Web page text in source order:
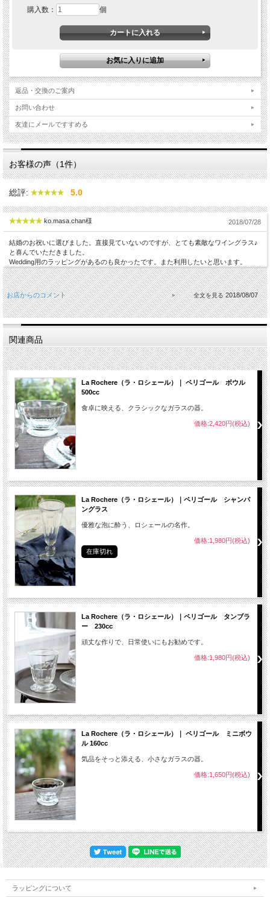
購入数： 個
返品・交換のご案内
お問い合わせ
友達にメールですすめる
お客様の声（1件）
総評: 5.0
ko.masa.chan様 2018/07/28
結婚のお祝いに選びました。直接見ていないのですが、とても素敵なワイングラス♪
と喜んでいただきました。
Wedding用のラッピングがあるのも良かったです。また利用したいと思います。
お店からのコメント 2018/08/07
関連商品
La Rochere（ラ・ロシェール）｜ ペリゴール ボウル
500cc
食卓に映える、クラシックなガラスの器。
価格:2,420円(税込)
La Rochere（ラ・ロシェール）｜ペリゴール シャンパ
ングラス
優雅な泡に酔う、ロシェールの名作。
価格:1,980円(税込)
在庫切れ
La Rochere（ラ・ロシェール）｜ペリゴール タンブラ
ー 230cc
頑丈な作りで、日常使いにもお勧めです。
価格:1,980円(税込)
La Rochere（ラ・ロシェール）｜ ペリゴール ミニボウ
ル 160cc
気品をそっと添える、小さなガラスの器。
価格:1,650円(税込)
ラッピングについて